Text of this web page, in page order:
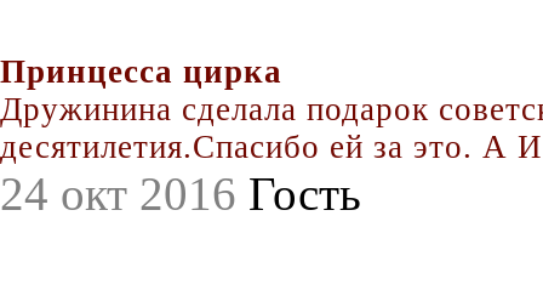
Принцесса цирка
Дружинина сделала подарок
десятилетия.Спасибо ей за это. А
24 окт 2016 Гость